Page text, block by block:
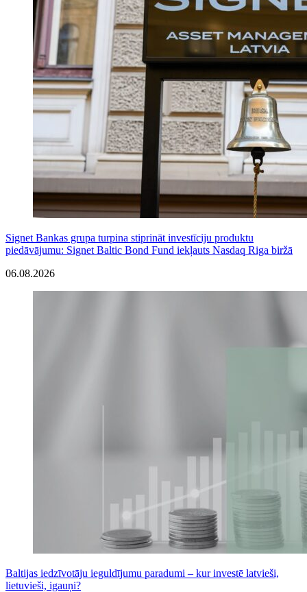
Signet Bankas grupa turpina stiprināt investīciju produktu
piedāvājumu: Signet Baltic Bond Fund iekļauts Nasdaq Riga biržā
06.08.2026
Baltijas iedzīvotāju ieguldījumu paradumi – kur investē latvieši,
lietuvieši, igauņi?